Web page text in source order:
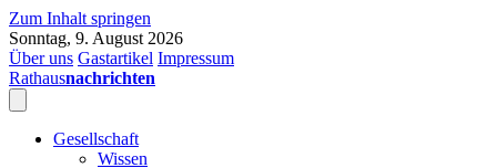
Zum Inhalt springen
Sonntag, 9. August 2026
Über uns Gastartikel Impressum
Rathausnachrichten
Gesellschaft
Wissen